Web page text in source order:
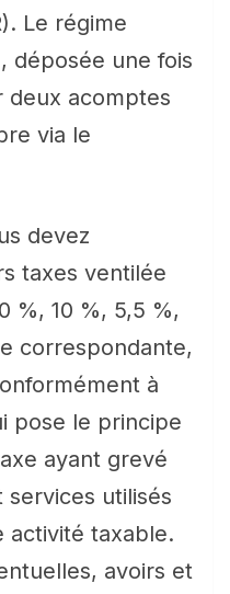
Le régime
déposée une fois
deux acomptes
via le
devez
taxes ventilée
%, 10 %, 5,5 %,
correspondante,
à
pose le principe
ayant grevé
utilisés
activité taxable.
avoirs et